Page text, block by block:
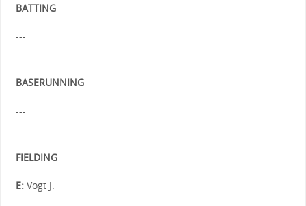
BATTING
---
BASERUNNING
---
FIELDING
E:Vogt J.